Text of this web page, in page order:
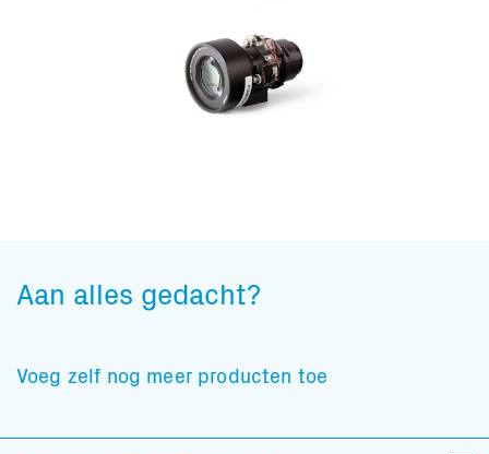
Aan alles gedacht?
Voeg zelf nog meer producten toe